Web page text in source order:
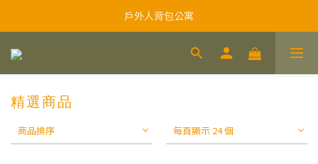
戶外人背包公寓
精選商品
商品排序 每頁顯示 24 個